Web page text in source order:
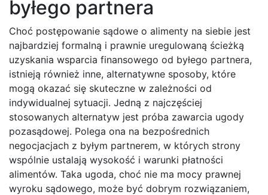
byłego partnera
Choć postępowanie sądowe o alimenty na siebie jest
najbardziej formalną i prawnie uregulowaną ścieżką
uzyskania wsparcia finansowego od byłego partnera,
istnieją również inne, alternatywne sposoby, które
mogą okazać się skuteczne w zależności od
indywidualnej sytuacji. Jedną z najczęściej
stosowanych alternatyw jest próba zawarcia ugody
pozasądowej. Polega ona na bezpośrednich
negocjacjach z byłym partnerem, w których strony
wspólnie ustalają wysokość i warunki płatności
alimentów. Taka ugoda, choć nie ma mocy prawnej
wyroku sądowego, może być dobrym rozwiązaniem,